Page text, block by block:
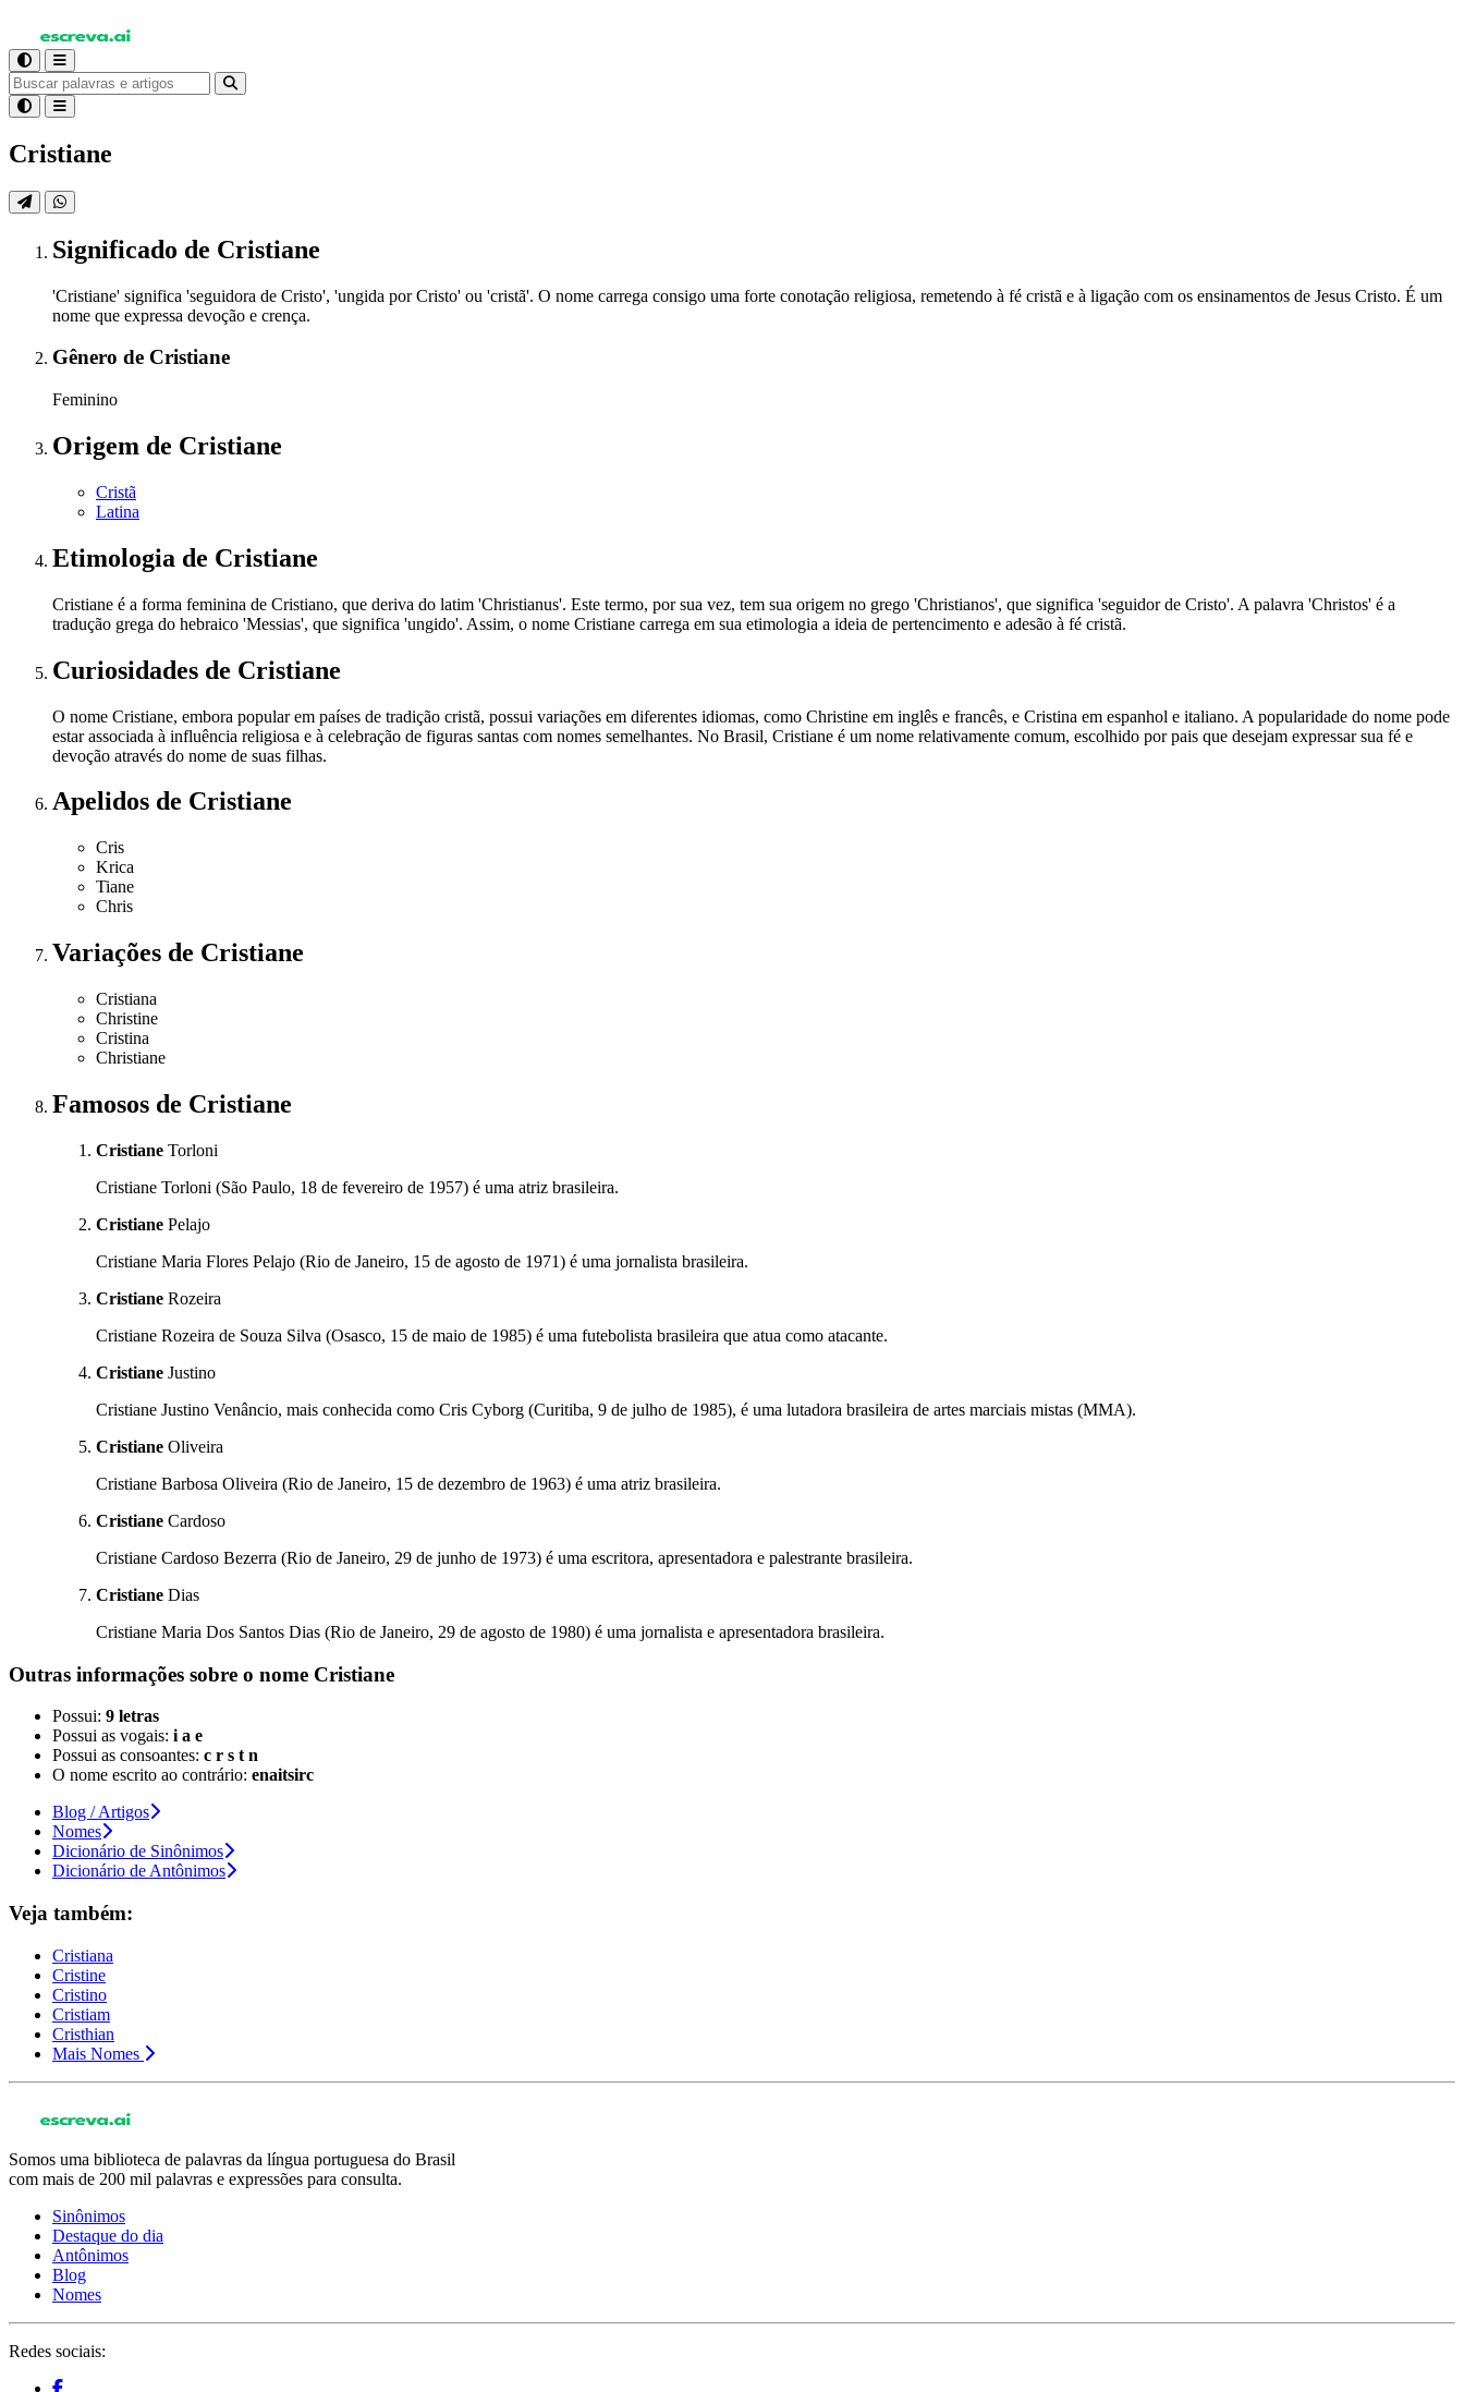
Cristiane
Significado de Cristiane
'Cristiane' significa 'seguidora de Cristo', 'ungida por Cristo' ou 'cristã'. O nome carrega consigo uma forte conotação religiosa, remetendo à fé cristã e à ligação com os ensinamentos de Jesus Cristo. É um
nome que expressa devoção e crença.
Gênero de Cristiane
Feminino
Origem de Cristiane
Cristã
Latina
Etimologia de Cristiane
Cristiane é a forma feminina de Cristiano, que deriva do latim 'Christianus'. Este termo, por sua vez, tem sua origem no grego 'Christianos', que significa 'seguidor de Cristo'. A palavra 'Christos' é a
tradução grega do hebraico 'Messias', que significa 'ungido'. Assim, o nome Cristiane carrega em sua etimologia a ideia de pertencimento e adesão à fé cristã.
Curiosidades de Cristiane
O nome Cristiane, embora popular em países de tradição cristã, possui variações em diferentes idiomas, como Christine em inglês e francês, e Cristina em espanhol e italiano. A popularidade do nome pode
estar associada à influência religiosa e à celebração de figuras santas com nomes semelhantes. No Brasil, Cristiane é um nome relativamente comum, escolhido por pais que desejam expressar sua fé e
devoção através do nome de suas filhas.
Apelidos de Cristiane
Cris
Krica
Tiane
Chris
Variações de Cristiane
Cristiana
Christine
Cristina
Christiane
Famosos de Cristiane
Cristiane Torloni
Cristiane Torloni (São Paulo, 18 de fevereiro de 1957) é uma atriz brasileira.
Cristiane Pelajo
Cristiane Maria Flores Pelajo (Rio de Janeiro, 15 de agosto de 1971) é uma jornalista brasileira.
Cristiane Rozeira
Cristiane Rozeira de Souza Silva (Osasco, 15 de maio de 1985) é uma futebolista brasileira que atua como atacante.
Cristiane Justino
Cristiane Justino Venâncio, mais conhecida como Cris Cyborg (Curitiba, 9 de julho de 1985), é uma lutadora brasileira de artes marciais mistas (MMA).
Cristiane Oliveira
Cristiane Barbosa Oliveira (Rio de Janeiro, 15 de dezembro de 1963) é uma atriz brasileira.
Cristiane Cardoso
Cristiane Cardoso Bezerra (Rio de Janeiro, 29 de junho de 1973) é uma escritora, apresentadora e palestrante brasileira.
Cristiane Dias
Cristiane Maria Dos Santos Dias (Rio de Janeiro, 29 de agosto de 1980) é uma jornalista e apresentadora brasileira.
Outras informações sobre o nome Cristiane
Possui: 9 letras
Possui as vogais: i a e
Possui as consoantes: c r s t n
O nome escrito ao contrário: enaitsirc
Blog / Artigos
Nomes
Dicionário de Sinônimos
Dicionário de Antônimos
Veja também:
Cristiana
Cristine
Cristino
Cristiam
Cristhian
Mais Nomes
Somos uma biblioteca de palavras da língua portuguesa do Brasil
com mais de 200 mil palavras e expressões para consulta.
Sinônimos
Destaque do dia
Antônimos
Blog
Nomes
Redes sociais: